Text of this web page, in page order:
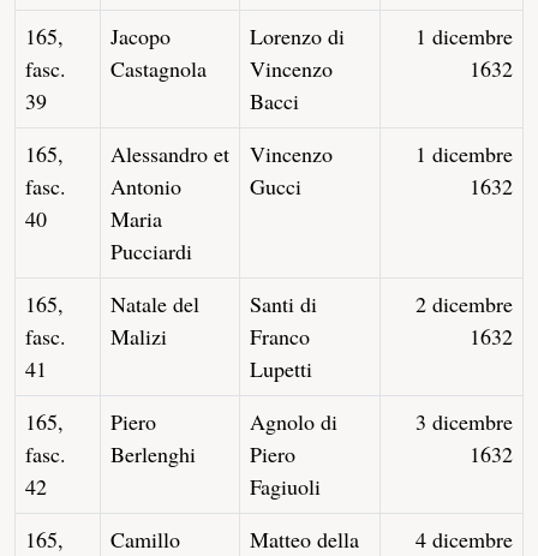
165,
fasc.
39
Jacopo
Castagnola
Lorenzo di
Vincenzo
Bacci
1 dicembre
1632
165,
fasc.
40
Alessandro et
Antonio
Maria
Pucciardi
Vincenzo
Gucci
1 dicembre
1632
165,
fasc.
41
Natale del
Malizi
Santi di
Franco
Lupetti
2 dicembre
1632
165,
fasc.
42
Piero
Berlenghi
Agnolo di
Piero
Fagiuoli
3 dicembre
1632
165,
Camillo
Matteo della
4 dicembre